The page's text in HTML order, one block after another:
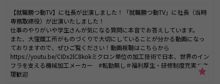
【就職勝つ動TV】に社長が出演しました！「就職勝つ動TV」に社長（当時
専務取締役）が出演いたしました！
仕事のやりがいや学生さんが気になる質問に本音でお答えしています。
また、大窪鐵工所がものづくりで大切にしていることが分かる動画になっ
ておりますので、ぜひご覧ください！動画視聴はこちらから
https://youtu.be/CIDx2lC8kokミクロン単位の加工技術で日本、世界のイン
フラを支える機械加工メーカー #転勤無し＃福利厚生・研修制度充実＃文
理歓迎